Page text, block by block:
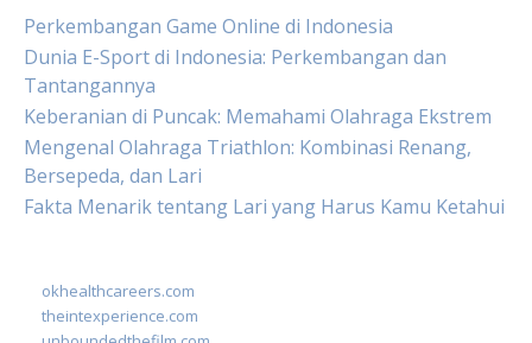
Perkembangan Game Online di Indonesia
Dunia E-Sport di Indonesia: Perkembangan dan
Tantangannya
Keberanian di Puncak: Memahami Olahraga Ekstrem
Mengenal Olahraga Triathlon: Kombinasi Renang,
Bersepeda, dan Lari
Fakta Menarik tentang Lari yang Harus Kamu Ketahui
okhealthcareers.com
theintexperience.com